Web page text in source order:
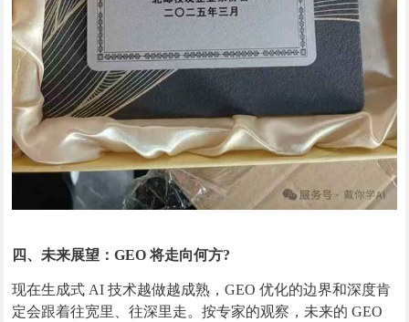
四、未来展望：GEO 将走向何方?
现在生成式 AI 技术越做越成熟，GEO 优化的边界和深度肯
定会跟着往宽里、往深里走。按专家的观察，未来的 GEO